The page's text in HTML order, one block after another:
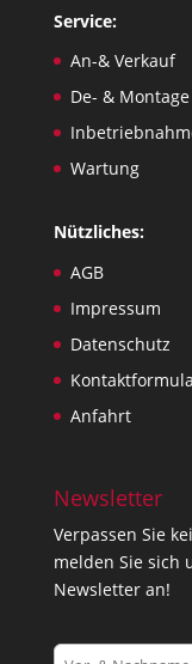
Service:
An-& Verkauf
De- & Montage
Wartung
Nützliches:
AGB
Impressum
Datenschutz
Anfahrt
Newsletter
Verpassen Sie
melden Sie sich
Newsletter an!